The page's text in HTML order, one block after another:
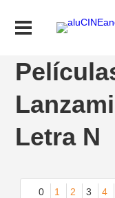
Letra N
0 1 2 3 4